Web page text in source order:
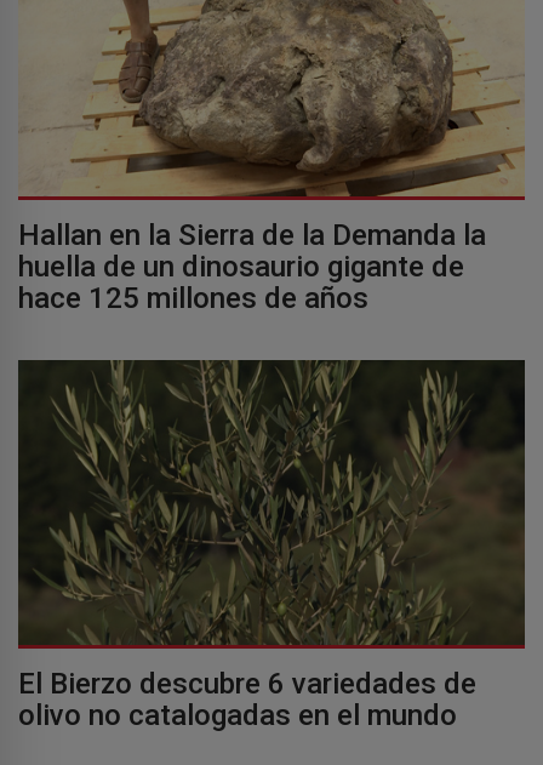
Hallan en la Sierra de la Demanda la
huella de un dinosaurio gigante de
hace 125 millones de años
El Bierzo descubre 6 variedades de
olivo no catalogadas en el mundo